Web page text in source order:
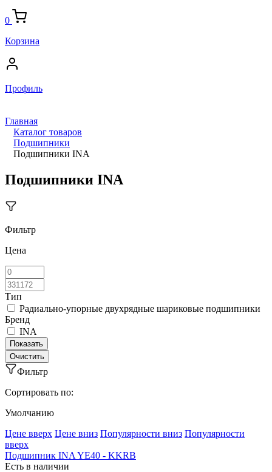
0
Корзина
Профиль
Главная
Каталог товаров
Подшипники
Подшипники INA
Подшипники INA
Фильтр
Цена
Тип
Радиально-упорные двухрядные шариковые подшипники
Бренд
INA
Фильтр
Сортировать по:
Умолчанию
Ценe вверх Ценe вниз Популярности вниз Популярности
вверх
Подшипник INA YE40 - KKRB
Есть в наличии